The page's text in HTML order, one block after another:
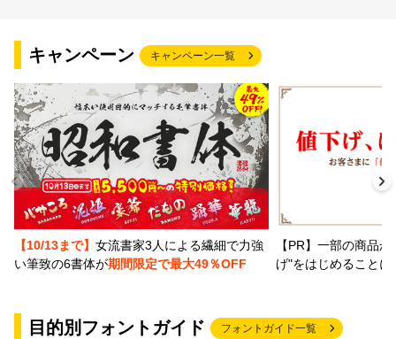
キャンペーン キャンペーン一覧
【10/13まで】 女流書家3人による繊細で力強
い筆致の6書体が期間限定で最大49％OFF
【PR】一部の商品
げ"をはじめること
目的別フォントガイド フォントガイド一覧